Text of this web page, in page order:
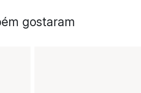
gostaram